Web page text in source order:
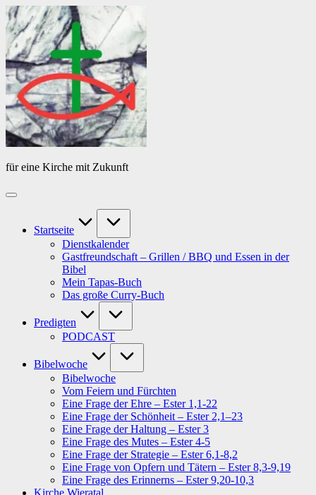
Skip
to
content
von
PfarrerB
für eine Kirche mit Zukunft
Startseite
Dienstkalender
Gastfreundschaft – Grillen / BBQ und Essen in der
Bibel
Mein Tapas-Buch
Das große Curry-Buch
Predigten
PODCAST
Bibelwoche
Bibelwoche
Vom Feiern und Fürchten
Eine Frage der Ehre – Ester 1,1-22
Eine Frage der Schönheit – Ester 2,1–23
Eine Frage der Haltung – Ester 3
Eine Frage des Mutes – Ester 4-5
Eine Frage der Strategie – Ester 6,1-8,2
Eine Frage von Opfern und Tätern – Ester 8,3-9,19
Eine Frage des Erinnerns – Ester 9,20-10,3
Kirche Wieratal